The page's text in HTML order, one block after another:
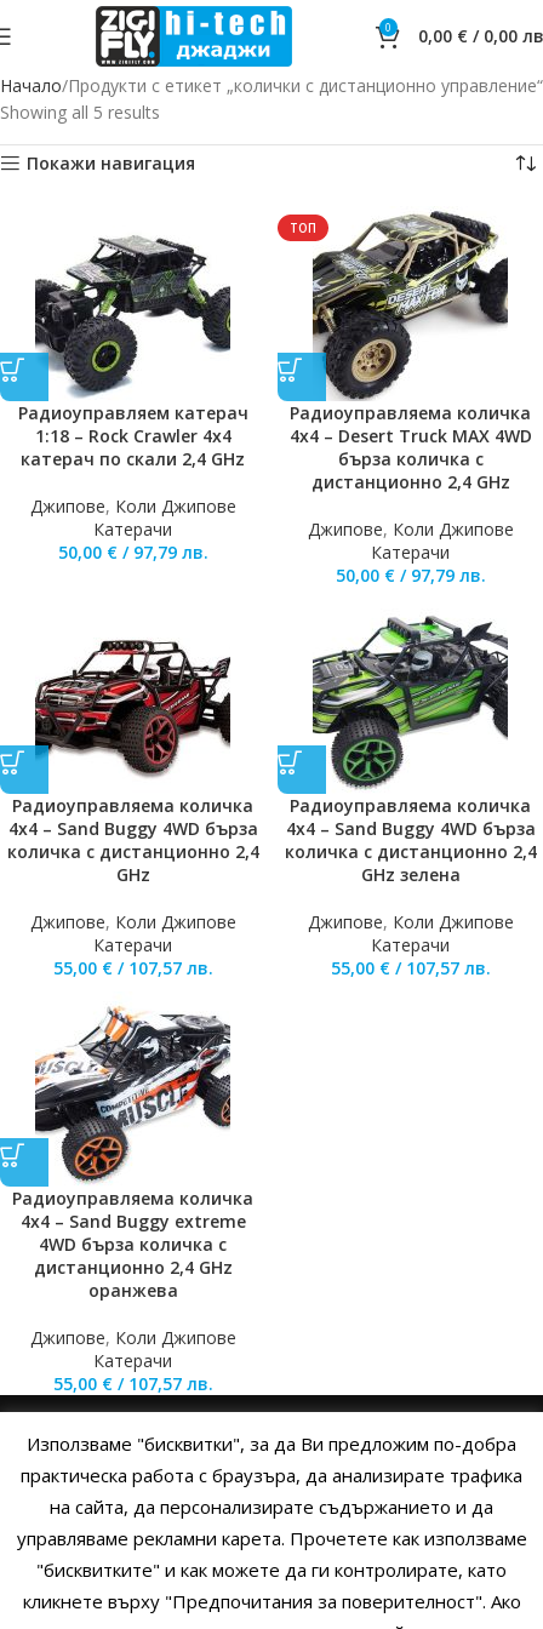
0 0,00 € / 0,00
Начало Продукти с етикет „колички с дистанционно управление“
Showing all 5 results
Покажи навигация
Радиоуправляем катерач
1:18 – Rock Crawler 4х4
катерач по скали 2,4 GHz
Джипове, Коли Джипове
Катерачи
50,00 € / 97,79 лв.
ТОП
Радиоуправляема количка
4х4 – Desert Truck MAX 4WD
бърза количка с
дистанционно 2,4 GHz
Джипове, Коли Джипове
Катерачи
50,00 € / 97,79 лв.
Радиоуправляема количка
4х4 – Sand Buggy 4WD бърза
количка с дистанционно 2,4
GHz
Джипове, Коли Джипове
Катерачи
55,00 € / 107,57 лв.
Радиоуправляема количка
4х4 – Sand Buggy 4WD бърза
количка с дистанционно 2,4
GHz зелена
Джипове, Коли Джипове
Катерачи
55,00 € / 107,57 лв.
Радиоуправляема количка
4х4 – Sand Buggy extreme
4WD бърза количка с
дистанционно 2,4 GHz
оранжева
Джипове, Коли Джипове
Катерачи
55,00 € / 107,57 лв.
ОБЩИ УСЛОВИЯ УСЛОВИЯ И ПРАВИЛА
ПОЛИТИКА НА БИСКВИТКИТЕПОЛИТИКА ЗА ПОВЕРИТЕЛНОСТ
Използваме "бисквитки", за да Ви предложим по-добра
практическа работа с браузъра, да анализирате трафика
на сайта, да персонализирате съдържанието и да
управляваме рекламни карета. Прочетете как използваме
"бисквитките" и как можете да ги контролирате, като
кликнете върху "Предпочитания за поверителност". Ако